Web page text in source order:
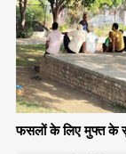
फसलों के लिए मुफ्त के